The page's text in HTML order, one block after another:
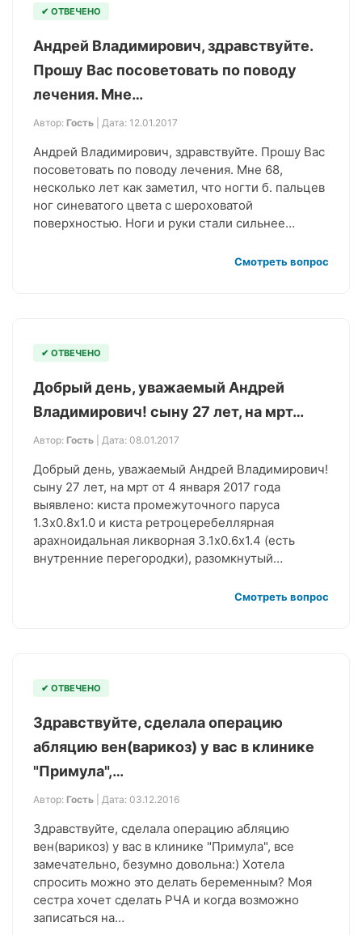
✔ ОТВЕЧЕНО
Андрей Владимирович, здравствуйте.
Прошу Вас посоветовать по поводу
лечения. Мне…
Автор: Гость | Дата: 12.01.2017
Андрей Владимирович, здравствуйте. Прошу Вас
посоветовать по поводу лечения. Мне 68,
несколько лет как заметил, что ногти б. пальцев
ног синеватого цвета с шероховатой
поверхностью. Ноги и руки стали сильнее…
Смотреть вопрос
✔ ОТВЕЧЕНО
Добрый день, уважаемый Андрей
Владимирович! сыну 27 лет, на мрт…
Автор: Гость | Дата: 08.01.2017
Добрый день, уважаемый Андрей Владимирович!
сыну 27 лет, на мрт от 4 января 2017 года
выявлено: киста промежуточного паруса
1.3х0.8х1.0 и киста ретроцеребеллярная
арахноидальная ликворная 3.1х0.6х1.4 (есть
внутренние перегородки), разомкнутый…
Смотреть вопрос
✔ ОТВЕЧЕНО
Здравствуйте, сделала операцию
абляцию вен(варикоз) у вас в клинике
"Примула",…
Автор: Гость | Дата: 03.12.2016
Здравствуйте, сделала операцию абляцию
вен(варикоз) у вас в клинике "Примула", все
замечательно, безумно довольна:) Хотела
спросить можно это делать беременным? Моя
сестра хочет сделать РЧА и когда возможно
записаться на…